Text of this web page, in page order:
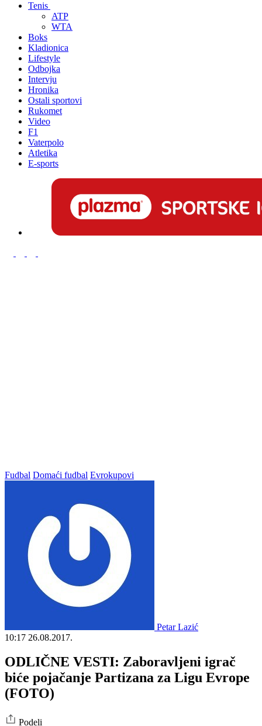
Tenis
ATP
WTA
Boks
Kladionica
Lifestyle
Odbojka
Intervju
Hronika
Ostali sportovi
Rukomet
Video
F1
Vaterpolo
Atletika
E-sports
Fudbal Domaći fudbal Evrokupovi
Petar Lazić
10:17 26.08.2017.
ODLIČNE VESTI: Zaboravljeni igrač
biće pojačanje Partizana za Ligu Evrope
(FOTO)
Podeli